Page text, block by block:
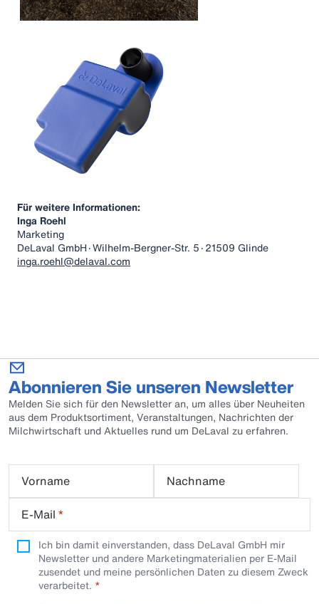
Für weitere Informationen:
Inga Roehl
Marketing
DeLaval GmbH۰Wilhelm-Bergner-Str. 5۰21509 Glinde
inga.roehl@delaval.com
Abonnieren Sie unseren Newsletter
Melden Sie sich für den Newsletter an, um alles über Neuheiten
aus dem Produktsortiment, Veranstaltungen, Nachrichten der
Milchwirtschaft und Aktuelles rund um DeLaval zu erfahren.
Vorname
Nachname
E-Mail *
Ich bin damit einverstanden, dass DeLaval GmbH mir
Newsletter und andere Marketingmaterialien per E-Mail
zusendet und meine persönlichen Daten zu diesem Zweck
verarbeitet.